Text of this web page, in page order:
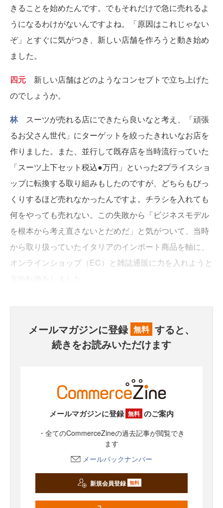
きることを始めたんです。でもそれだけで急に売れるよ
うになるわけがないんですよね。「原因はこれじゃない
ぞ」とすぐに気がつき、新しい店舗を作ろうと動き始め
ました。
四元 新しい店舗はどのようなコンセプトで立ち上げた
のでしょうか。
林スーツが売れる店にできたら良いなと考え、「頑張
るお父さん世代」にターゲットを絞ったきれいなお店を
作りました。また、並行して既存店を当時流行っていた
「スーツ上下セット税込●万円」といった2プライスショ
ップに転換する取り組みもしたのですが、どちらもびっ
くりするほど売れなかったんですよ。チラシを入れても
何をやっても売れない。この失敗から「ビジネスモデル
を根本から考え直さないとだめだ」と気がついて、当時
から取り扱っていたイタリアのインポート商品を軸に、
オンラインショップ（EC）と雑誌通販に力を入れようと
メールマガジンに登録 無料 すると、
続きをお読みいただけます
メールマガジンに登録 無料 のご案内
・全てのCommerceZineの過去記事が閲覧でき
ます
メールバックナンバー
新規会員登録 無料